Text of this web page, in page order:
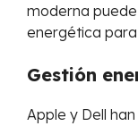
moderna
energética
Gestión
Apple y Dell